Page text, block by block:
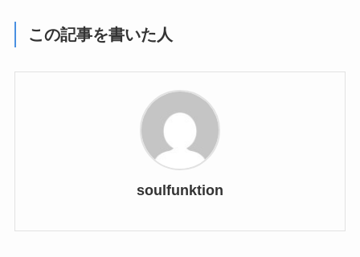
この記事を書いた人
soulfunktion